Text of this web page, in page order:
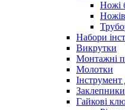
Ножі
Набори
Викрутки
Монтажні
Молотки
Інструмент
Заклепники
Гайкові